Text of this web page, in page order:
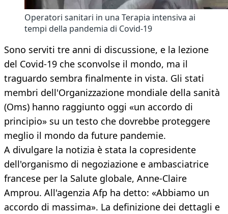
Operatori sanitari in una Terapia intensiva ai
tempi della pandemia di Covid-19
Sono serviti tre anni di discussione, e la lezione
del Covid-19 che sconvolse il mondo, ma il
traguardo sembra finalmente in vista. Gli stati
membri dell'Organizzazione mondiale della sanità
(Oms) hanno raggiunto oggi «un accordo di
principio» su un testo che dovrebbe proteggere
meglio il mondo da future pandemie.
A divulgare la notizia è stata la copresidente
dell'organismo di negoziazione e ambasciatrice
francese per la Salute globale, Anne-Claire
Amprou. All'agenzia Afp ha detto: «Abbiamo un
accordo di massima». La definizione dei dettagli e